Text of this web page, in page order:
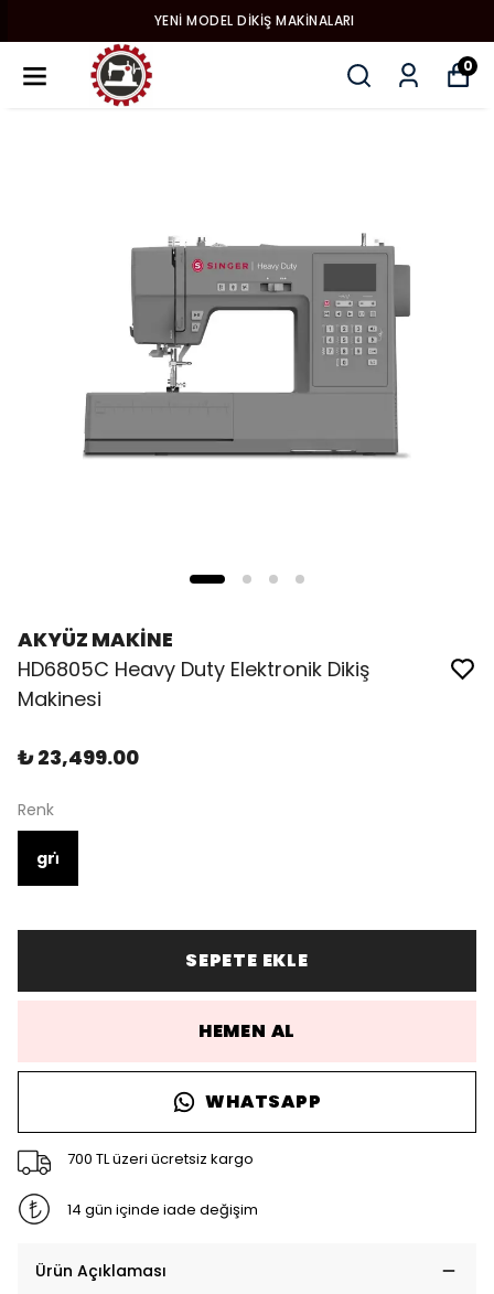
YENI MODEL DIKIŞ MAKINALARI
0
AKYÜZ MAKİNE
HD6805C Heavy Duty Elektronik Dikiş
Makinesi
₺ 23,499.00
Renk
gri̇
SEPETE EKLE
HEMEN AL
WHATSAPP
700 TL üzeri ücretsiz kargo
14 gün içinde iade değişim
Ürün Açıklaması